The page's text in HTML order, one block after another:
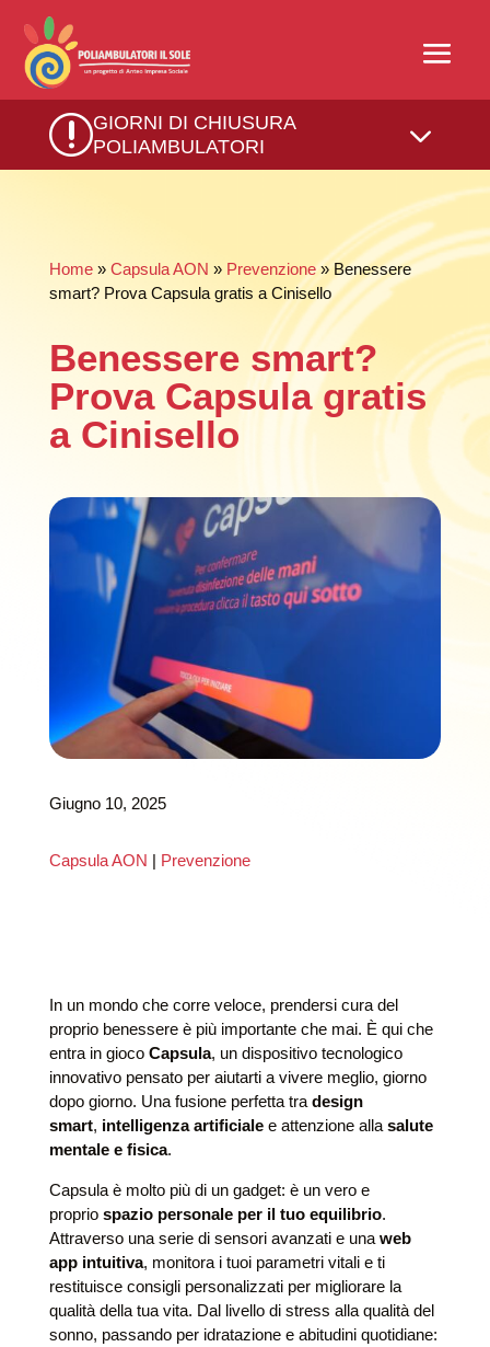
rGIORNI DI CHIUSURA
POLIAMBULATORI
3
Home» Capsula AON » Prevenzione» Benessere
smart? Prova Capsula gratis a Cinisello
Benessere smart?
Prova Capsula gratis
a Cinisello
Giugno 10, 2025
Capsula AON | Prevenzione
In un mondo che corre veloce, prendersi cura del
proprio benessere è più importante che mai. È qui che
entra in gioco Capsula, un dispositivo tecnologico
innovativo pensato per aiutarti a vivere meglio, giorno
dopo giorno. Una fusione perfetta tra design
smart, intelligenza artificialee attenzione alla salute
mentale e fisica.
Capsula è molto più di un gadget: è un vero e
proprio spazio personale per il tuo equilibrio.
Attraverso una serie di sensori avanzati e una web
app intuitiva, monitora i tuoi parametri vitali e ti
restituisce consigli personalizzati per migliorare la
qualità della tua vita. Dal livello di stress alla qualità del
sonno, passando per idratazione e abitudini quotidiane: